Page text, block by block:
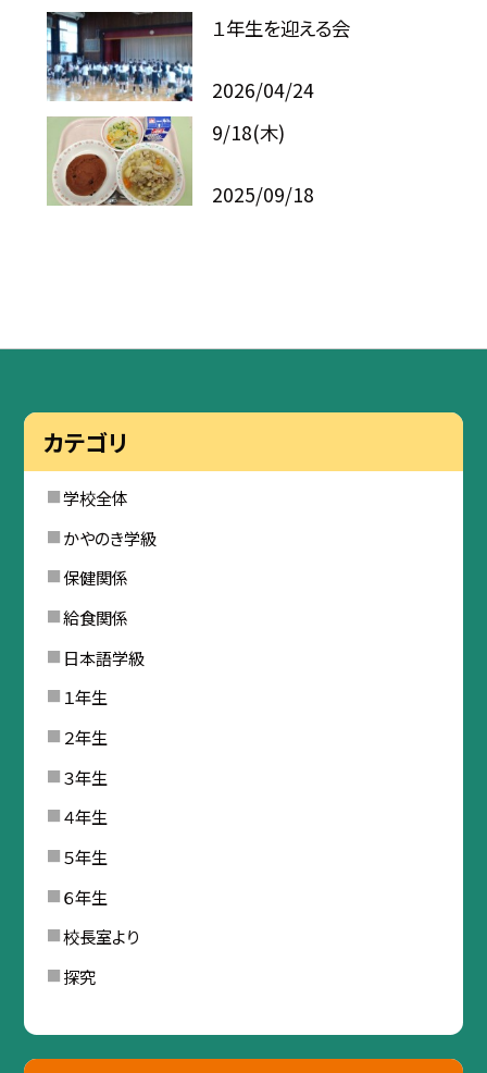
１年生を迎える会
2026/04/24
9/18(木)
2025/09/18
カテゴリ
学校全体
かやのき学級
保健関係
給食関係
日本語学級
１年生
２年生
３年生
４年生
５年生
６年生
校長室より
探究